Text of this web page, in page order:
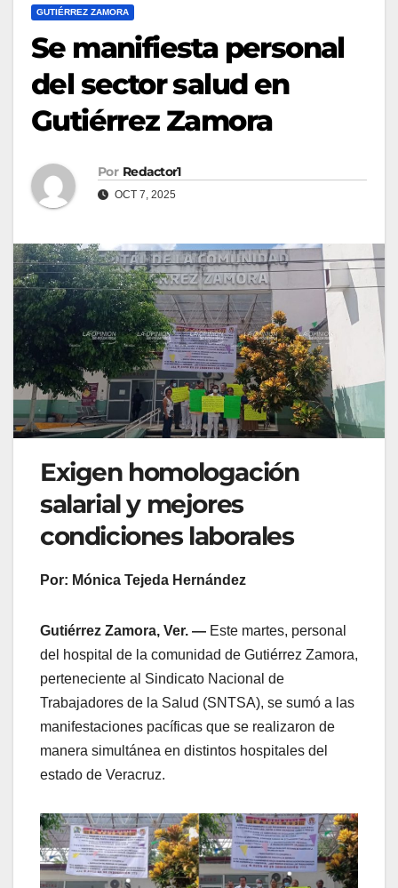
GUTIÉRREZ ZAMORA
Se manifiesta personal
del sector salud en
Gutiérrez Zamora
Por Redactor1
OCT 7, 2025
Exigen homologación
salarial y mejores
condiciones laborales
Por: Mónica Tejeda Hernández
Gutiérrez Zamora, Ver. — Este martes, personal
del hospital de la comunidad de Gutiérrez Zamora,
perteneciente al Sindicato Nacional de
Trabajadores de la Salud (SNTSA), se sumó a las
manifestaciones pacíficas que se realizaron de
manera simultánea en distintos hospitales del
estado de Veracruz.